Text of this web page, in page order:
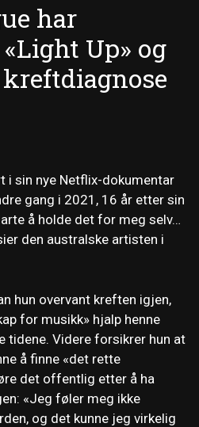
har
Up» og
i sin nye Netflix-dokumentar
gang i 2021, 16 år etter sin
å holde det for meg selv…
den australske artisten i
hun overvant kreften igjen,
for musikk» hjalp henne
tidene. Videre forsikrer hun at
å finne «det rette
det offentlig etter å ha
«Jeg føler meg ikke
og det kunne jeg virkelig